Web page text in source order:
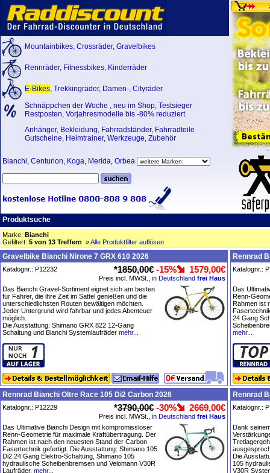
Mountainbikes, Crossräder, Gravelbikes
Rennräder, Fitnessbikes, Kinderräder
E-Bikes, Trekkingräder, Damen-, Cityräder
Schnäppchen der Woche , neu im Shop, Testsieger
Restposten, Vorjahresmodelle bis -80% reduziert
Anhänger, Bekleidung, Fahrradständer, Fahrradteile
Gutscheine, Heimtrainer, Werkzeuge, Zubehör
Bianchi, Centurion, Koga, Merida, Orbea
Produktsuche
Marke: Bianchi
Gefiltert: 5 von 13 Treffern »Alle Produktfilter auflösen
Gravelbike Bianchi Nirone 7 GRX 610 2026
Katalognr.: P12232 *1850,00€ -15% 1579,00€
Preis incl. MWSt., in Deutschland frei Haus
Das Bianchi Gravel-Sortiment eignet sich am besten
für Fahrer, die ihre Zeit im Sattel genießen und die
unterschiedlichsten Routen bewältigen möchten.
Jeder Untergrund wird fahrbar und jedes Abenteuer
möglich.
Die Ausstattung: Shimano GRX 822 12-Gang
Schaltung und Bianchi Systemlaufräder mehr...
Rennrad
Katalognr.:
Das
Renn-
Rahmen ist
24 Gang
mehr...
Rennrad Bianchi Oltre Race 105 Di2 Carbon 2026
Katalognr.: P12229 *3790,00€ -30% 2669,00€
Preis incl. MWSt., in Deutschland frei Haus
Das Ultimative Bianchi Design mit kompromissloser
Renn-Geometrie für maximale Kraftübertragung. Der
Rahmen ist nach den neuesten Stand der Carbon
Fasertechnik gefertigt. Die Ausstattung: Shimano 105
Di2 24 Gang Elektro-Schaltung, Shimano 105
hydraulische Scheibenbremsen und Velomann V30R
Laufräder. mehr...
Rennrad
Katalognr.:
Dank
Die
105
V30R